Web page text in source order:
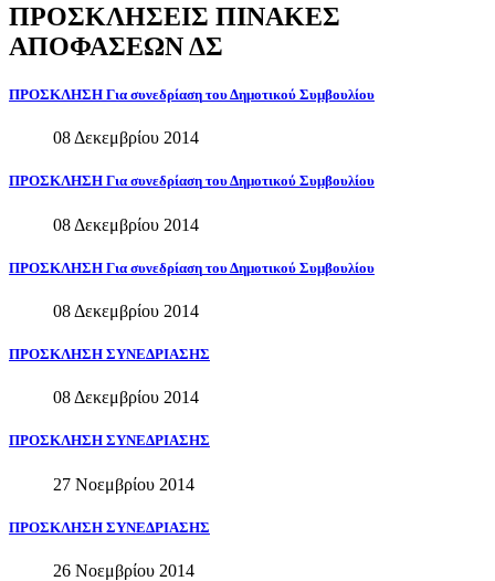
ΠΡΟΣΚΛΗΣΕΙΣ ΠΙΝΑΚΕΣ
ΑΠΟΦΑΣΕΩΝΔΣ
ΠΡΟΣΚΛΗΣΗ Για συνεδρίαση τουΔημοτικού Συμβουλίου
08 Δεκεμβρίου 2014
ΠΡΟΣΚΛΗΣΗ Για συνεδρίαση τουΔημοτικού Συμβουλίου
08 Δεκεμβρίου 2014
ΠΡΟΣΚΛΗΣΗ Για συνεδρίαση τουΔημοτικού Συμβουλίου
08 Δεκεμβρίου 2014
ΠΡΟΣΚΛΗΣΗ ΣΥΝΕΔΡΙΑΣΗΣ
08 Δεκεμβρίου 2014
ΠΡΟΣΚΛΗΣΗ ΣΥΝΕΔΡΙΑΣΗΣ
27 Νοεμβρίου 2014
ΠΡΟΣΚΛΗΣΗ ΣΥΝΕΔΡΙΑΣΗΣ
26 Νοεμβρίου 2014